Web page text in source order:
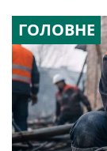
ГОЛОВНЕ